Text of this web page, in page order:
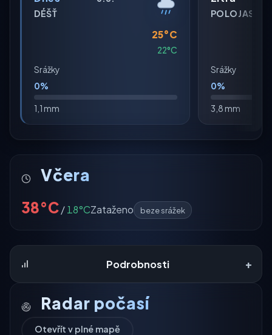
DÉŠŤ
25°C
22°C
Srážky
0%
1,1 mm
POLOJASNO
Srážky
0%
3,8 mm
Včera
38°C/18°CZataženo beze srážek
Podrobnosti +
Radar počasí
Otevřít v plné mapě